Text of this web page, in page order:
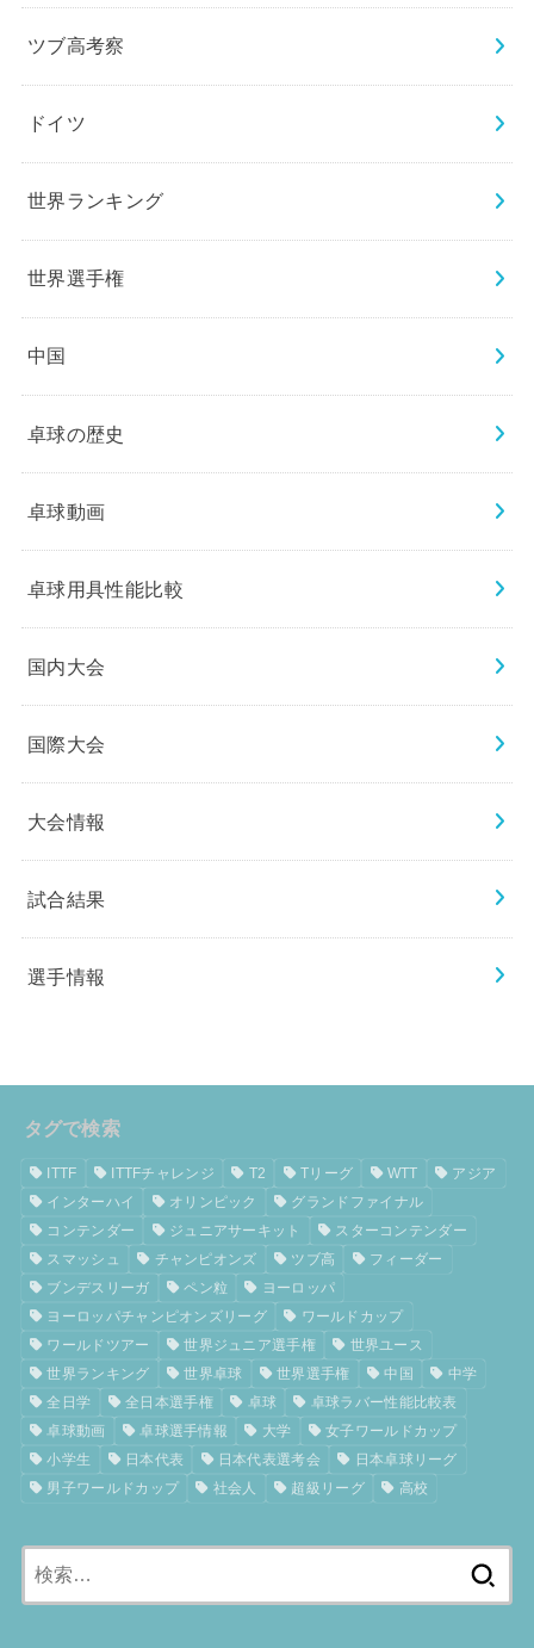
ツブ高考察
ドイツ
世界ランキング
世界選手権
中国
卓球の歴史
卓球動画
卓球用具性能比較
国内大会
国際大会
大会情報
試合結果
選手情報
タグで検索
ITTF ITTFチャレンジ T2 Tリーグ WTT
アジア
インターハイ
オリンピック
グランドファイナル
コンテンダー
ジュニアサーキット
スターコンテンダー
スマッシュ
チャンピオンズ ツブ高
フィーダー
ブンデスリーガ
ペン粒
ヨーロッパ
ヨーロッパチャンピオンズリーグ
ワールドカップ
ワールドツアー
世界ジュニア選手権
世界ユース
世界ランキング
世界卓球 世界選手権 中国
中学
全日学
全日本選手権 卓球
卓球ラバー性能比較表
卓球動画
卓球選手情報 大学
女子ワールドカップ
小学生
日本代表 日本代表選考会
日本卓球リーグ
男子ワールドカップ
社会人 超級リーグ 高校